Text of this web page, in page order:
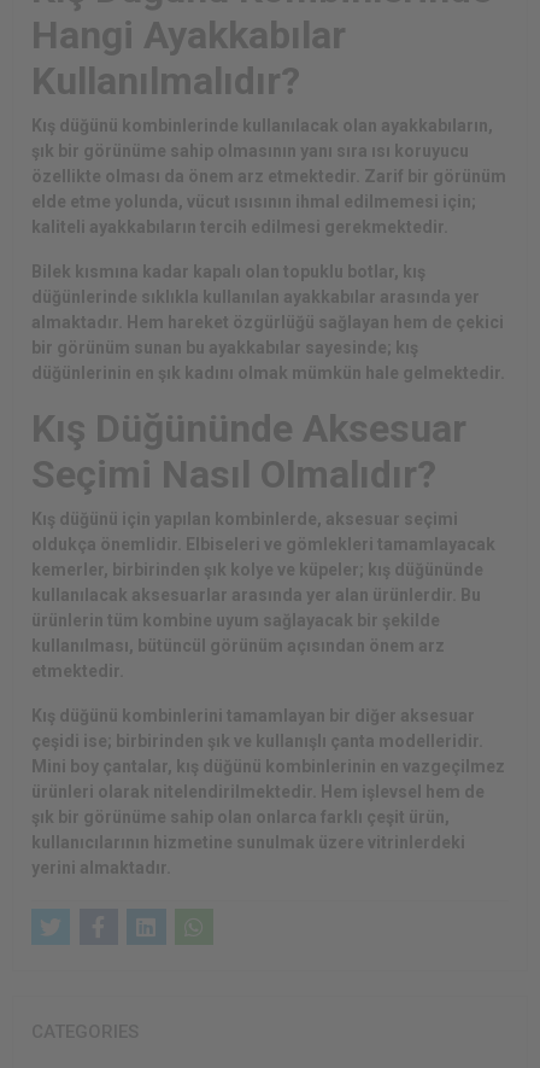
Hangi Ayakkabılar
Kullanılmalıdır?
Kış düğünü kombinlerinde kullanılacak olan ayakkabıların,
şık bir görünüme sahip olmasının yanı sıra ısı koruyucu
özellikte olması da önem arz etmektedir. Zarif bir görünüm
elde etme yolunda, vücut ısısının ihmal edilmemesi için;
kaliteli ayakkabıların tercih edilmesi gerekmektedir.
Bilek kısmına kadar kapalı olan topuklu botlar, kış
düğünlerinde sıklıkla kullanılan ayakkabılar arasında yer
almaktadır. Hem hareket özgürlüğü sağlayan hem de çekici
bir görünüm sunan bu ayakkabılar sayesinde; kış
düğünlerinin en şık kadını olmak mümkün hale gelmektedir.
Kış Düğününde Aksesuar
Seçimi Nasıl Olmalıdır?
Kış düğünü için yapılan kombinlerde, aksesuar seçimi
oldukça önemlidir. Elbiseleri ve gömlekleri tamamlayacak
kemerler, birbirinden şık kolye ve küpeler; kış düğününde
kullanılacak aksesuarlar arasında yer alan ürünlerdir. Bu
ürünlerin tüm kombine uyum sağlayacak bir şekilde
kullanılması, bütüncül görünüm açısından önem arz
etmektedir.
Kış düğünü kombinlerini tamamlayan bir diğer aksesuar
çeşidi ise; birbirinden şık ve kullanışlı çanta modelleridir.
Mini boy çantalar, kış düğünü kombinlerinin en vazgeçilmez
ürünleri olarak nitelendirilmektedir. Hem işlevsel hem de
şık bir görünüme sahip olan onlarca farklı çeşit ürün,
kullanıcılarının hizmetine sunulmak üzere vitrinlerdeki
yerini almaktadır.